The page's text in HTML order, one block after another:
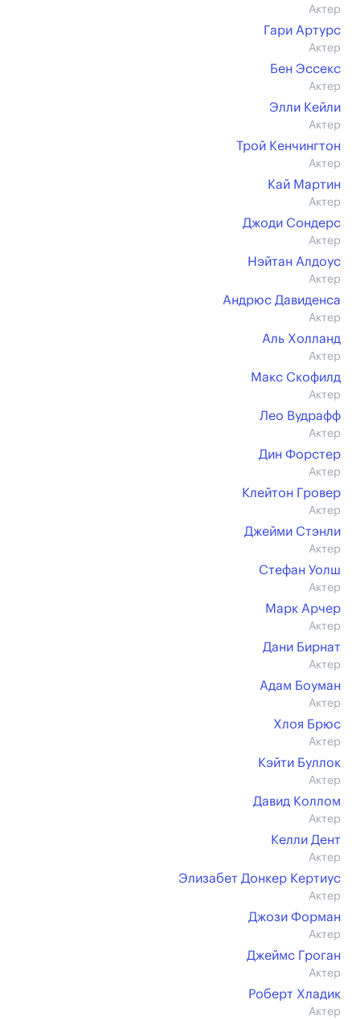
Актер
Гари Артурс
Актер
Бен Эссекс
Актер
Элли Кейли
Актер
Трой Кенчингтон
Актер
Кай Мартин
Актер
Джоди Сондерс
Актер
Нэйтан Алдоус
Актер
Андрюс Давиденса
Актер
Аль Холланд
Актер
Макс Скофилд
Актер
Лео Вудрафф
Актер
Дин Форстер
Актер
Клейтон Гровер
Актер
Джейми Стэнли
Актер
Стефан Уолш
Актер
Марк Арчер
Актер
Дани Бирнат
Актер
Адам Боуман
Актер
Хлоя Брюс
Актер
Кэйти Буллок
Актер
Давид Коллом
Актер
Келли Дент
Актер
Элизабет Донкер Кертиус
Актер
Джози Форман
Актер
Джеймс Гроган
Актер
Роберт Хладик
Актер